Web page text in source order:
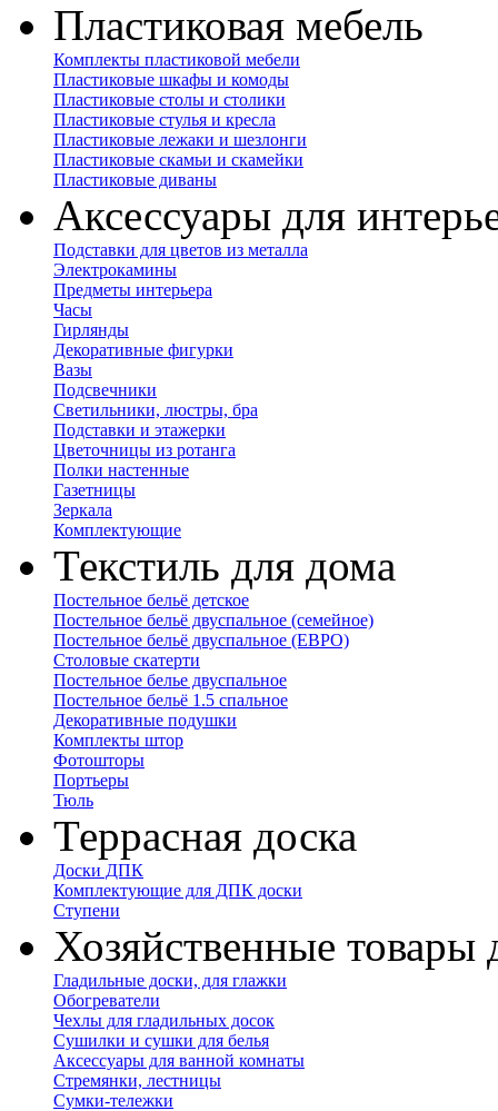
Пластиковая мебель
Комплекты пластиковой мебели
Пластиковые шкафы и комоды
Пластиковые столы и столики
Пластиковые стулья и кресла
Пластиковые лежаки и шезлонги
Пластиковые скамьи и скамейки
Пластиковые диваны
Аксессуары для
Подставки для цветов из металла
Электрокамины
Предметы интерьера
Часы
Гирлянды
Декоративные фигурки
Вазы
Подсвечники
Светильники, люстры, бра
Подставки и этажерки
Цветочницы из ротанга
Полки настенные
Газетницы
Зеркала
Комплектующие
Текстиль для дома
Постельное бельё детское
Постельное бельё двуспальное (семейное)
Постельное бельё двуспальное (ЕВРО)
Столовые скатерти
Постельное белье двуспальное
Постельное бельё 1.5 спальное
Декоративные подушки
Комплекты штор
Фотошторы
Портьеры
Тюль
Террасная доска
Доски ДПК
Комплектующие для ДПК доски
Ступени
Хозяйственные товары
Гладильные доски, для глажки
Обогреватели
Чехлы для гладильных досок
Сушилки и сушки для белья
Аксессуары для ванной комнаты
Стремянки, лестницы
Сумки-тележки